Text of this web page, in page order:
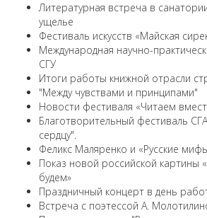
Литературная встреча в
ущелье
Фестиваль искусств «Майская
Международная научно-
СГУ
Итоги работы книжной отрасли
"Между чувствами и принципами"
Новости фестиваля «Читаем
Благотворительный фестиваль
сердцу".
Феликс Маляренко и «Русские
Показ новой российской картины
будем»
Праздничный концерт в день
Встреча с поэтессой А.